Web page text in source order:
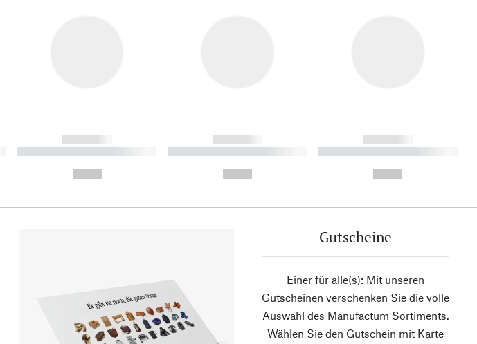
------------
----------- ----------- ----------
------------
----------- ----------- ----------
------------
----------- ----------- ----------
Gutscheine
Einer für alle(s): Mit unseren
Gutscheinen verschenken Sie die volle
Auswahl des Manufactum Sortiments.
Wählen Sie den Gutschein mit Karte